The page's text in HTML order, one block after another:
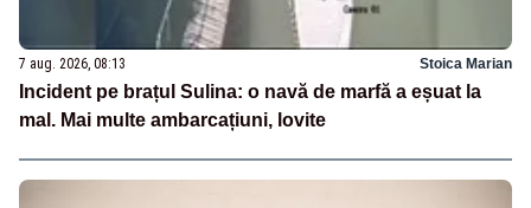
7 aug. 2026, 08:13 Stoica Marian
Incident pe brațul Sulina: o navă de marfă a eșuat la
mal. Mai multe ambarcațiuni, lovite